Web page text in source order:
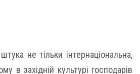
не тільки інтернаціональна,
в західній культурі господарів